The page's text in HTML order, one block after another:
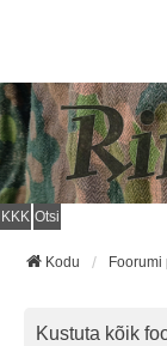
KKK Otsi
Kodu
Kustuta kõik